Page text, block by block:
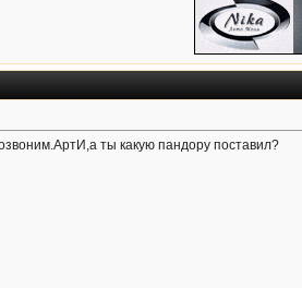
ты какую пандору поставил?